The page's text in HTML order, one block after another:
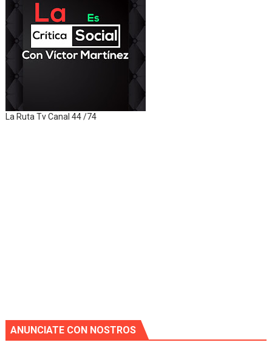
La Ruta Tv Canal 44 /74
ANUNCIATE CON NOSTROS